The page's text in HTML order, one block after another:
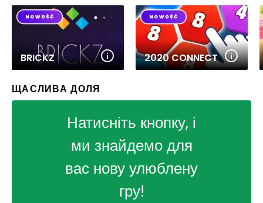
BRICKZ 2020 CONNECT
ЩАСЛИВА ДОЛЯ
Натисніть кнопку, і
ми знайдемо для
вас нову улюблену
гру!